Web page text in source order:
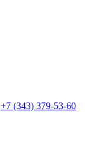
+7 (343) 379-53-60